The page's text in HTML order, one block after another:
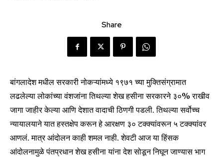
Share
बांगलादेश मधील सरकारी नोकऱ्यांमध्ये १९७१ च्या मुक्तिसंग्रामात
लढलेल्या लोकांच्या वंशजांना तिथल्या शेख हसीना सरकारने ३०% राखीव
जागा जाहीर केल्या आणि देशात वादाची ठिणगी पडली. तिथल्या सर्वोच्च
न्यायालयाने यात हस्तक्षेप करून हे आरक्षण ३० टक्क्यांवरून ५ टक्क्यांवर
आणलं. मात्र आंदोलन काही शमल नाही. शेवटी आज या हिंसक
आंदोलनामुळे पंतप्रधान शेख हसीना यांना देश सोडून निघून जाण्यास भाग